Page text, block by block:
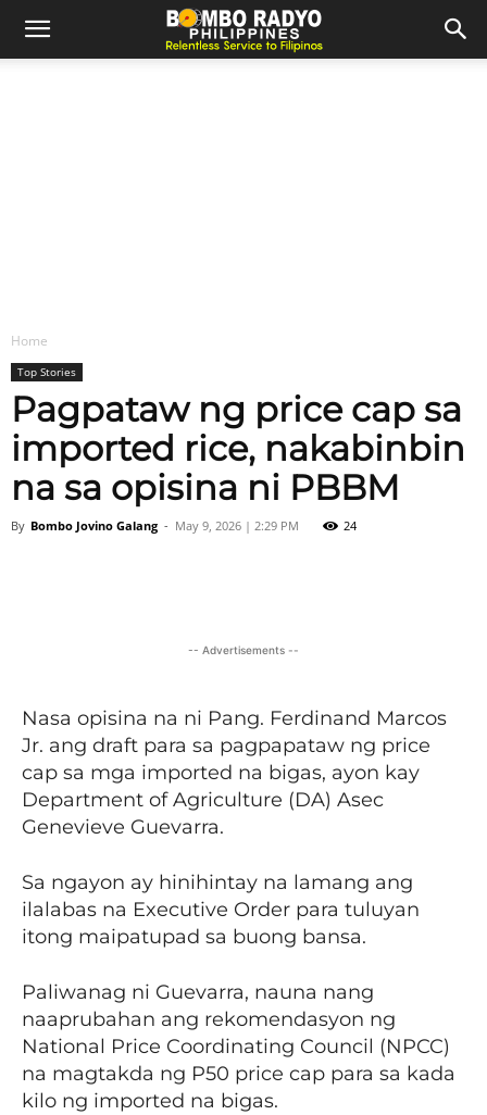
Home
Top Stories
Pagpataw ng price cap sa
imported rice, nakabinbin
na sa opisina ni PBBM
By Bombo Jovino Galang - May 9, 2026 | 2:29 PM 24
-- Advertisements --
Nasa opisina na ni Pang. Ferdinand Marcos
Jr. ang draft para sa pagpapataw ng price
cap sa mga imported na bigas, ayon kay
Department of Agriculture (DA) Asec
Genevieve Guevarra.
Sa ngayon ay hinihintay na lamang ang
ilalabas na Executive Order para tuluyan
itong maipatupad sa buong bansa.
Paliwanag ni Guevarra, nauna nang
naaprubahan ang rekomendasyon ng
National Price Coordinating Council (NPCC)
na magtakda ng P50 price cap para sa kada
kilo ng imported na bigas.